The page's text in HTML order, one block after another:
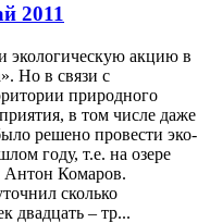
2011
экологическую акцию в
Но в связи с
природного
в том числе даже
решено провести эко-
году, т.е. на озере
Антон Комаров.
сколько
двадцать – тр...